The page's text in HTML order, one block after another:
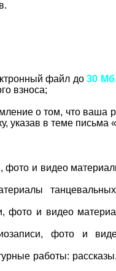
файл до 30 Мб
взноса;
о том, что ваша
указав в теме письма
фото и видео
танцевальных
фото и видео
фото и
работы: рассказы,